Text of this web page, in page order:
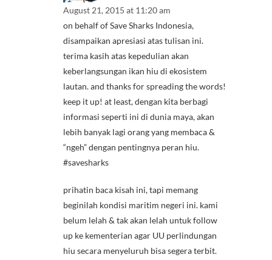
August 21, 2015 at 11:20 am
on behalf of Save Sharks Indonesia,
disampaikan apresiasi atas tulisan ini.
terima kasih atas kepedulian akan
keberlangsungan ikan hiu di ekosistem
lautan. and thanks for spreading the words!
keep it up! at least, dengan kita berbagi
informasi seperti ini di dunia maya, akan
lebih banyak lagi orang yang membaca &
“ngeh” dengan pentingnya peran hiu.
#savesharks
prihatin baca kisah ini, tapi memang
beginilah kondisi maritim negeri ini. kami
belum lelah & tak akan lelah untuk follow
up ke kementerian agar UU perlindungan
hiu secara menyeluruh bisa segera terbit.